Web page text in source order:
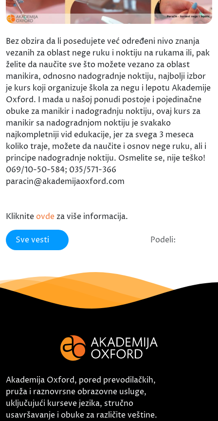
Bez obzira da li posedujete već određeni nivo znanja
vezanih za oblast nege ruku i noktiju na rukama ili, pak
želite da naučite sve što možete vezano za oblast
manikira, odnosno nadogradnje noktiju, najbolji izbor
je kurs koji organizuje škola za negu i lepotu Akademije
Oxford. I mada u našoj ponudi postoje i pojedinačne
obuke za manikir i nadogradnju noktiju, ovaj kurs za
manikir sa nadogradnjom noktiju je svakako
najkompletniji vid edukacije, jer za svega 3 meseca
koliko traje, možete da naučite i osnov nege ruku, ali i
principe nadogradnje noktiju. Osmelite se, nije teško!
069/10-50-584; 035/571-366
paracin@akademijaoxford.com
Kliknite ovde za više informacija.
Sve vesti Podeli:
Akademija Oxford, pored prevodilačkih,
pruža i raznovrsne obrazovne usluge,
uključujući kurseve jezika, stručno
usavršavanje i obuke za različite veštine.